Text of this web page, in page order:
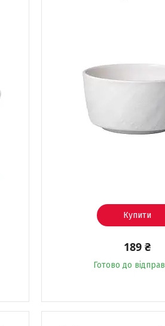
Купити
189 ₴
Готово до